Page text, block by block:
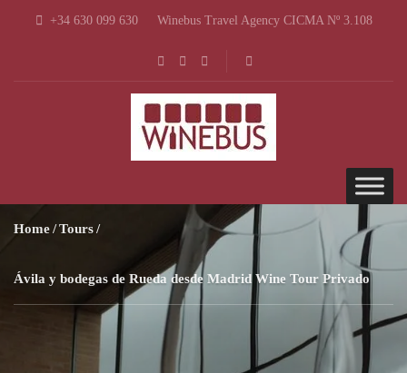
+34 630 099 630 Winebus Travel Agency CICMA Nº 3.108
Home Tours
Ávila y bodegas de Rueda desde Madrid Wine Tour Privado